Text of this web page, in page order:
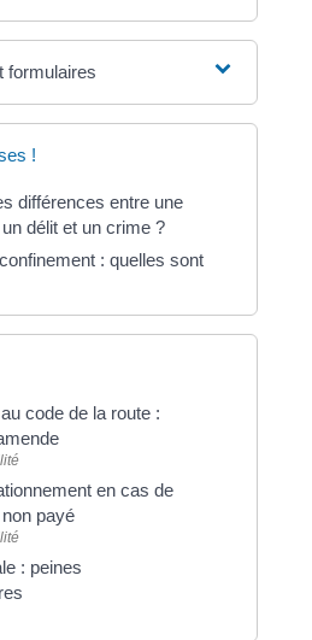
formulaires
!
différences entre une
délit et un crime ?
: quelles sont
code de la route :
en cas de
payé
: peines